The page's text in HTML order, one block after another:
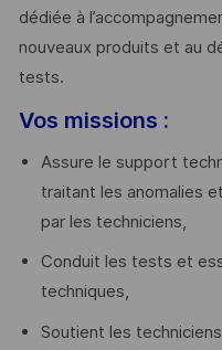
dédiée à
nouveaux produits et au
tests.
Vos missions :
Assure le support
traitant les anomalies
par les techniciens,
Conduit les tests et
techniques,
Soutient les